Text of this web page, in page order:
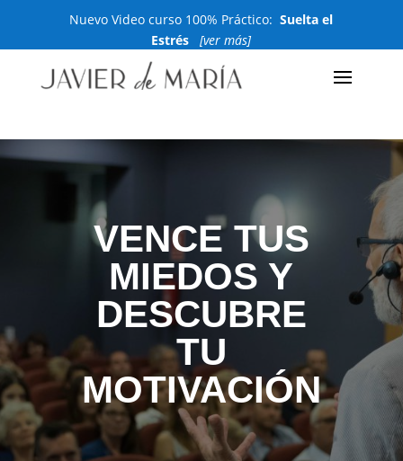
Nuevo Video curso 100% Práctico:Suelta el
Estrés
[ver más]
VENCE TUS
MIEDOS Y
DESCUBRE
TU
MOTIVACIÓN